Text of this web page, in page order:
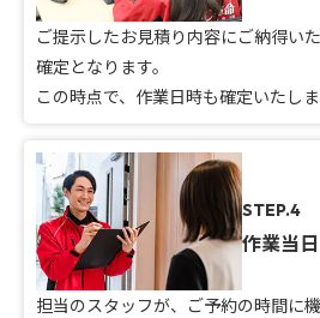
ご提示したお見積り内容にご納得い
確定となります。
この時点で、作業日時も確定いたしま
STEP.4
作業当日
担当のスタッフが、ご予約の時間に